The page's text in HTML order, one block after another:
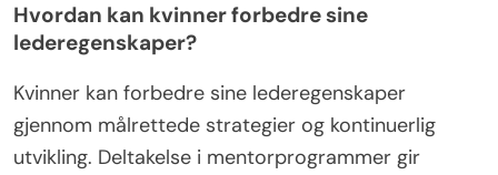
Hvordan kan kvinner forbedre sine
lederegenskaper?
Kvinner kan forbedre sine lederegenskaper
gjennom målrettede strategier og kontinuerlig
utvikling. Deltakelse i mentorprogrammer gir